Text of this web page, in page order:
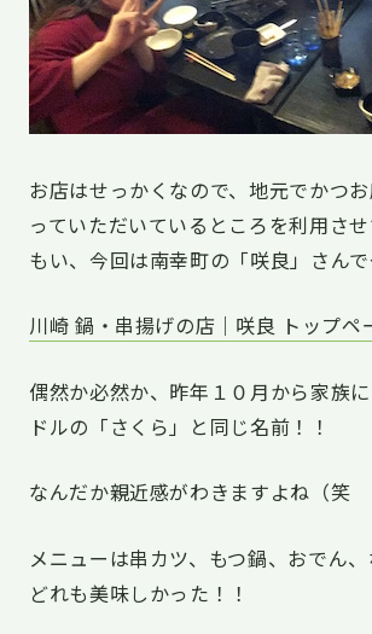
お店はせっかくなので、地元でかつ
っていただいているところを利用さ
もい、今回は南幸町の「咲良」さんで
川崎 鍋・串揚げの店｜咲良 トップペ
偶然か必然か、昨年１０月から家族
ドルの「さくら」と同じ名前！！
なんだか親近感がわきますよね（笑
メニューは串カツ、もつ鍋、おでん、
どれも美味しかった！！